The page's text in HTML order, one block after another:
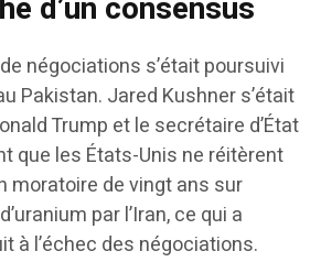
d’un consensus
négociations s’était poursuivi
Pakistan. Jared Kushner s’était
Trump et le secrétaire d’État
que les États-Unis ne réitèrent
moratoire de vingt ans sur
par l’Iran, ce qui a
à l’échec des négociations.